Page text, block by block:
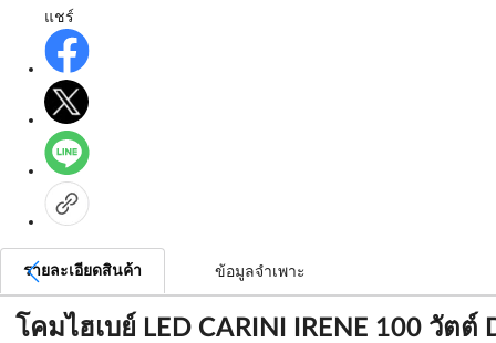
แชร์
รายละเอียดสินค้า ข้อมูลจำเพาะ
โคมไฮเบย์ LED CARINI IRENE 100 วัตต์